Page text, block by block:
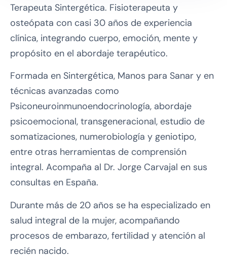
Terapeuta Sintergética. Fisioterapeuta y
osteópata con casi 30 años de experiencia
clínica, integrando cuerpo, emoción, mente y
propósito en el abordaje terapéutico.
Formada en Sintergética, Manos para Sanar y en
técnicas avanzadas como
Psiconeuroinmunoendocrinología, abordaje
psicoemocional, transgeneracional, estudio de
somatizaciones, numerobiología y geniotipo,
entre otras herramientas de comprensión
integral. Acompaña al Dr. Jorge Carvajal en sus
consultas en España.
Durante más de 20 años se ha especializado en
salud integral de la mujer, acompañando
procesos de embarazo, fertilidad y atención al
recién nacido.